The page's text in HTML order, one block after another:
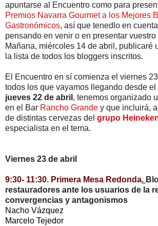
apuntarse al Encuentro como para
Premios Navarra Gourmet a los Mejores
Gastronómicos, así que tenedlo en
pensando en venir o en presentar
Mañana, miércoles 14 de abril, publicaré
la lista de todos los bloggers inscritos.
El Encuentro en sí comienza el viernes
todos los que vayamos llegando desde el
jueves 22 de abril , tenemos organizado
en el Bar Rancho Grande y que incluirá,
de distintas cervezas del grupo
especialista en el tema.
Viernes 23 de abril
9:30- 11:30. Primera Mesa Redonda.
restauradores ante los usuarios de la
convergencias y antagonismos
Nacho Vázquez
Marcelo Tejedor